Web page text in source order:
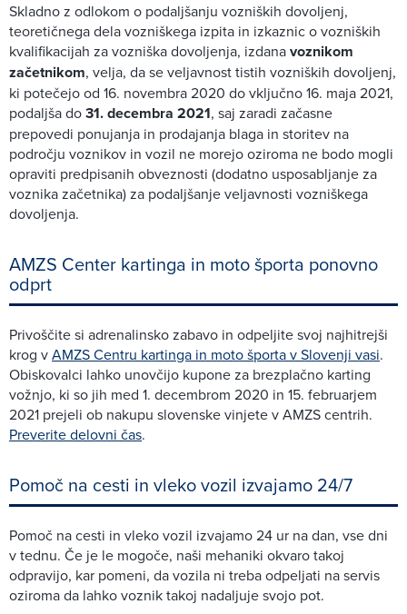
Skladno z odlokom o podaljšanju vozniških dovoljenj,
teoretičnega dela vozniškega izpita in izkaznic o vozniških
kvalifikacijah za vozniška dovoljenja, izdanavoznikom
začetnikom, velja, da se veljavnost tistih vozniških dovoljenj,
ki potečejo od 16. novembra 2020 do vključno 16. maja 2021,
podaljša do31. decembra 2021, saj zaradi začasne
prepovedi ponujanja in prodajanja blaga in storitev na
področju voznikov in vozil ne morejo oziroma ne bodo mogli
opraviti predpisanih obveznosti (dodatno usposabljanje za
voznika začetnika) za podaljšanje veljavnosti vozniškega
dovoljenja.
AMZS Center kartinga in moto športa ponovno
odprt
Privoščite si adrenalinsko zabavo in odpeljite svoj najhitrejši
krog vAMZS Centru kartinga in moto športa v Slovenji vasi.
Obiskovalci lahko unovčijo kupone za brezplačno karting
vožnjo, ki so jih med 1. decembrom 2020 in 15. februarjem
2021 prejeli ob nakupu slovenske vinjete v AMZS centrih.
Preverite delovni čas.
Pomoč na cesti in vleko vozil izvajamo 24/7
Pomoč na cesti in vleko vozil izvajamo 24 ur na dan, vse dni
v tednu. Če je le mogoče, naši mehaniki okvaro takoj
odpravijo, kar pomeni, da vozila ni treba odpeljati na servis
oziroma da lahko voznik takoj nadaljuje svojo pot.